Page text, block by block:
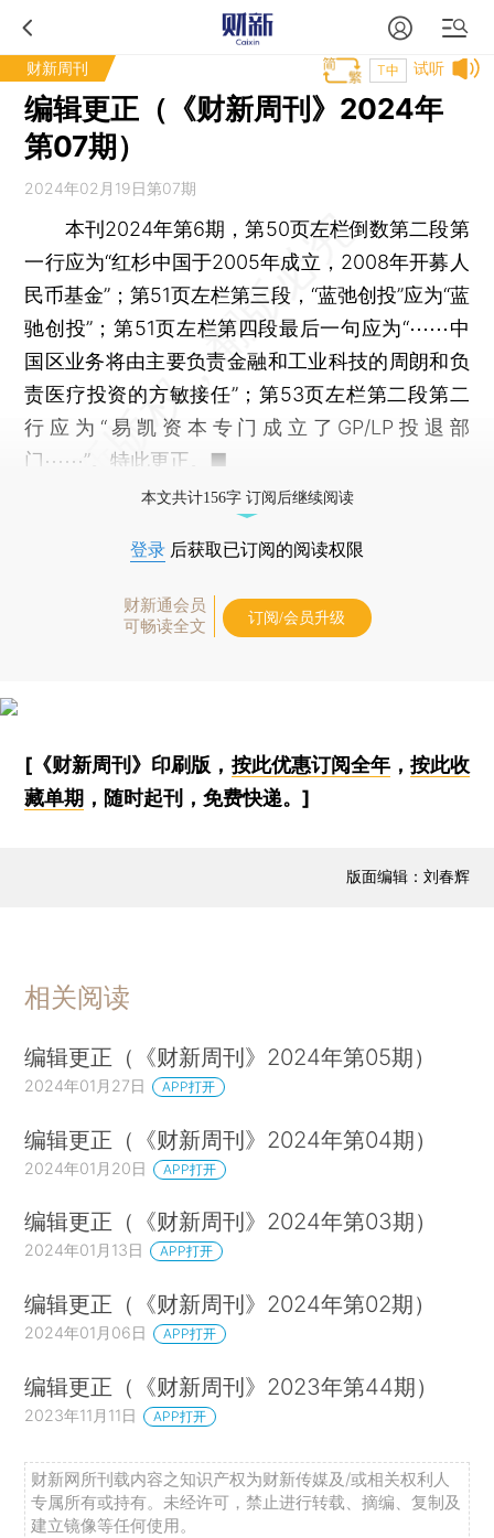
财新周刊 试听
T中
编辑更正（《财新周刊》2024年
第07期）
2024年02月19日第07期
本刊2024年第6期，第50页左栏倒数第二段第
一行应为“红杉中国于2005年成立，2008年开募人
民币基金”；第51页左栏第三段，“蓝弛创投”应为“蓝
驰创投”；第51页左栏第四段最后一句应为“⋯⋯中
国区业务将由主要负责金融和工业科技的周朗和负
责医疗投资的方敏接任”；第53页左栏第二段第二
行应为“易凯资本专门成立了GP/LP投退部
门⋯⋯”。特此更正。■
本文共计156字 订阅后继续阅读
登录 后获取已订阅的阅读权限
财新通会员
可畅读全文
订阅/会员升级
[《财新周刊》印刷版， 按此优惠订阅全年， 按此收
藏单期 ，随时起刊，免费快递。]
版面编辑：刘春辉
相关阅读
编辑更正（《财新周刊》2024年第05期）
2024年01月27日 APP打开
编辑更正（《财新周刊》2024年第04期）
2024年01月20日 APP打开
编辑更正（《财新周刊》2024年第03期）
2024年01月13日 APP打开
编辑更正（《财新周刊》2024年第02期）
2024年01月06日 APP打开
编辑更正（《财新周刊》2023年第44期）
2023年11月11日 APP打开
财新网所刊载内容之知识产权为财新传媒及/或相关权利人
专属所有或持有。未经许可，禁止进行转载、摘编、复制及
建立镜像等任何使用。